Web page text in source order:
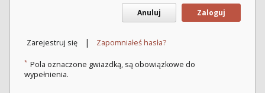
Anuluj Zaloguj
Zarejestruj się | Zapomniałeś hasła?
* Pola oznaczone gwiazdką, są obowiązkowe do
wypełnienia.